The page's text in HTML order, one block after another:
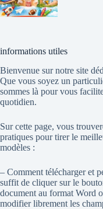
informations utiles
Bienvenue sur notre site
Que vous soyez un
sommes là pour vous
quotidien.
Sur cette page, vous
pratiques pour tirer le
modèles :
– Comment télécharger et
suffit de cliquer sur le
document au format Word
modifier librement les